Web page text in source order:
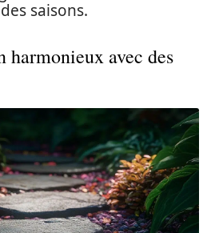
saisons.
harmonieux avec des